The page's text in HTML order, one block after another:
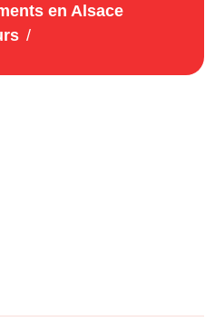
en Alsace